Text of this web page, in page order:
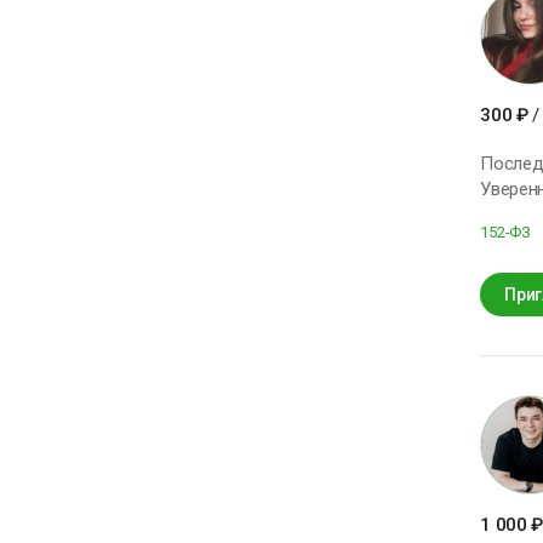
300 ₽ /
Уверенный
152-ФЗ
1 000 ₽